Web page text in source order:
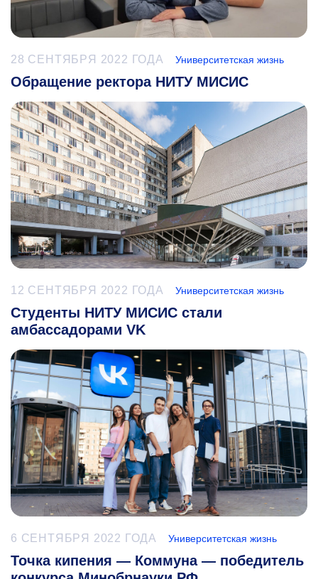
28 СЕНТЯБРЯ 2022 ГОДА Университетская жизнь
Обращение ректора НИТУ МИСИС
12 СЕНТЯБРЯ 2022 ГОДА Университетская жизнь
Студенты НИТУ МИСИС стали
амбассадорами VK
6 СЕНТЯБРЯ 2022 ГОДА Университетская жизнь
Точка кипения — Коммуна — победитель